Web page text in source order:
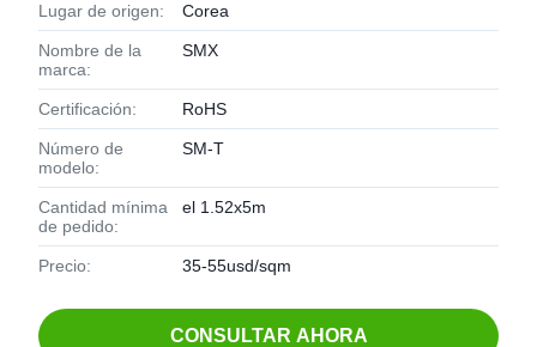
Lugar de origen: Corea
Nombre de la
marca:
SMX
Certificación: RoHS
Número de
modelo:
SM-T
Cantidad mínima
de pedido:
el 1.52x5m
Precio: 35-55usd/sqm
CONSULTAR AHORA